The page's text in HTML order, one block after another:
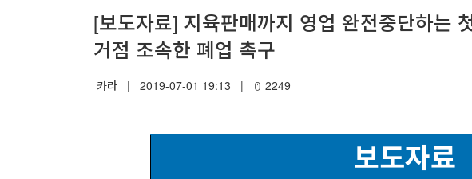
[보도자료] 지육판매까지 영업 완전중단하는
거점 조속한 폐업 촉구
카라 | 2019-07-01 19:13 | 2249
보도자료